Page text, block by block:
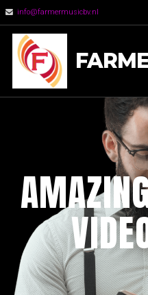
info@farmermusicbv.nl